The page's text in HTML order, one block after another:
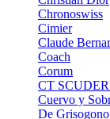
Chronoswiss
Cimier
Claude
Coach
Corum
CT
Cuervo y
De Grisogono